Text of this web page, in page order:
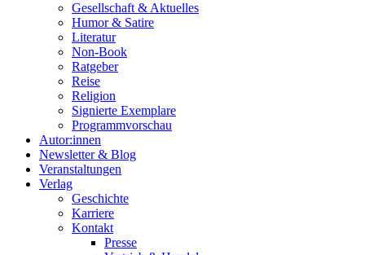
Gesellschaft & Aktuelles
Humor & Satire
Literatur
Non-Book
Ratgeber
Reise
Religion
Signierte Exemplare
Programmvorschau
Autor:innen
Newsletter & Blog
Veranstaltungen
Verlag
Geschichte
Karriere
Kontakt
Presse